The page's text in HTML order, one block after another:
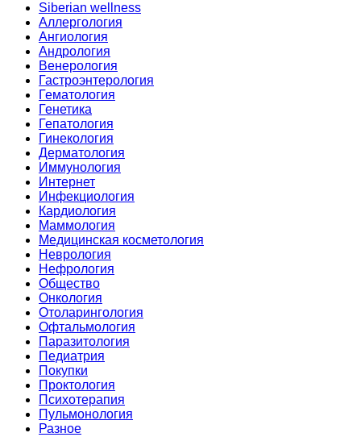
Siberian wellness
Аллергология
Ангиология
Андрология
Венерология
Гастроэнтерология
Гематология
Генетика
Гепатология
Гинекология
Дерматология
Иммунология
Интернет
Инфекциология
Кардиология
Маммология
Медицинская косметология
Неврология
Нефрология
Общество
Онкология
Отоларингология
Офтальмология
Паразитология
Педиатрия
Покупки
Проктология
Психотерапия
Пульмонология
Разное